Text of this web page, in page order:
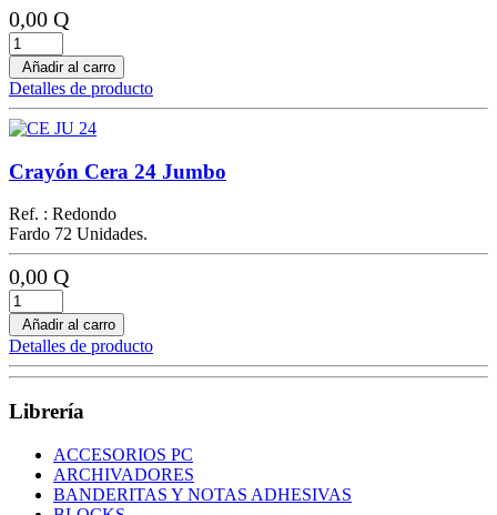
0,00 Q
Añadir al carro
Detalles de producto
Crayón Cera 24 Jumbo
Ref. : Redondo
Fardo 72 Unidades.
0,00 Q
Añadir al carro
Detalles de producto
Librería
ACCESORIOS PC
ARCHIVADORES
BANDERITAS Y NOTAS ADHESIVAS